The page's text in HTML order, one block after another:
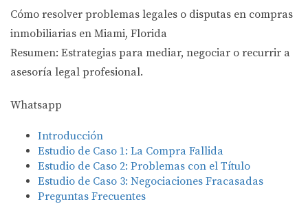
Cómo resolver problemas legales o disputas en compras
inmobiliarias en Miami, Florida
Resumen: Estrategias para mediar, negociar o recurrir a
asesoría legal profesional.
Whatsapp
Introducción
Estudio de Caso 1: La Compra Fallida
Estudio de Caso 2: Problemas con el Título
Estudio de Caso 3: Negociaciones Fracasadas
Preguntas Frecuentes